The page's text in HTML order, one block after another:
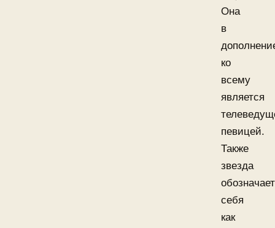
Она
в
ко
всему
является
певицей.
Также
звезда
обозначает
себя
как